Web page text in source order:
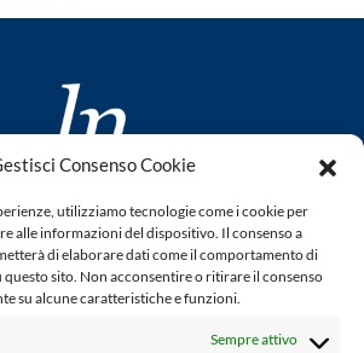
Consenso Cookie
utilizziamo tecnologie come i cookie per
alle informazioni del dispositivo. Il consenso a
di elaborare dati come il comportamento di
questo sito. Non acconsentire o ritirare il consenso
su alcune caratteristiche e funzioni.
Sempre attivo
da Romano Luperini
rappresenta una testata giornalistica in
senza alcuna periodicità. Non può
L'autore non è responsabile per